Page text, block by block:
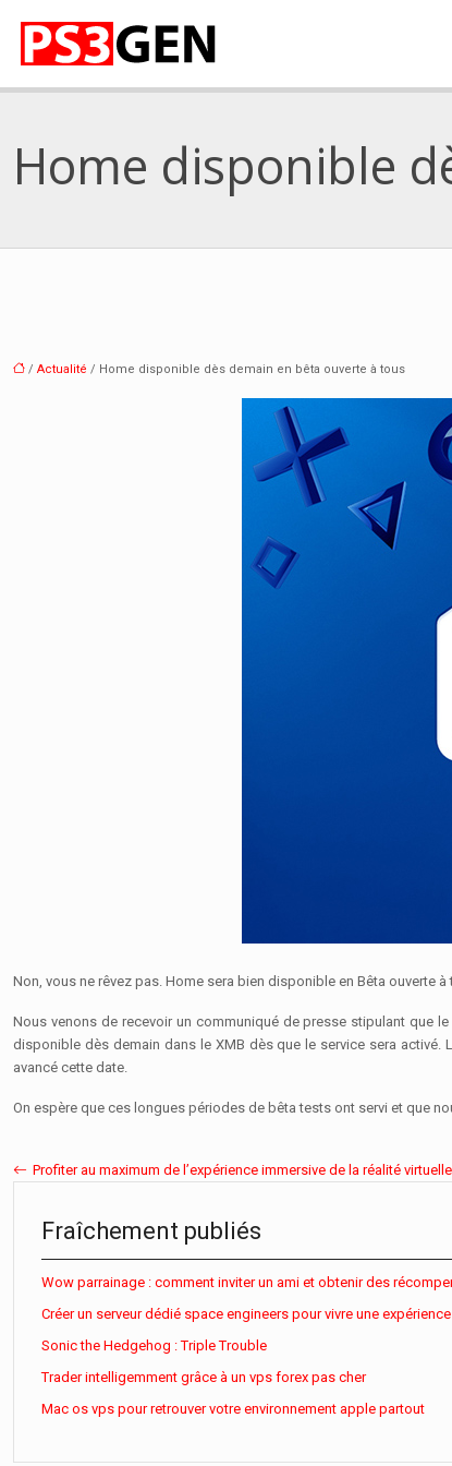
Home disponible
/ Actualité / Home disponible dès demain en bêta ouverte à tous
Non, vous ne rêvez pas. Home sera bien disponible en Bêta ouverte
Nous venons de recevoir un communiqué de presse stipulant que
disponible dès demain dans le XMB dès que le service sera activé.
avancé cette date.
On espère que ces longues périodes de bêta tests ont servi et que
Profiter au maximum de l’expérience immersive de la réalité
Fraîchement publiés
Wow parrainage : comment inviter un ami et obtenir des
Créer un serveur dédié space engineers pour vivre une
Sonic the Hedgehog : Triple Trouble
Trader intelligemment grâce à un vps forex pas cher
Mac os vps pour retrouver votre environnement apple partout